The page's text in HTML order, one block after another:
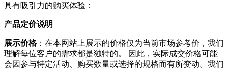
具有吸引力的购买体验：
产品定价说明
展示价格：在本网站上展示的价格仅为当前市场参考价，我们
理解每位客户的需求都是独特的。 因此，实际成交价格可能
会因参与特定活动、购买数量或选择的规格而有所变动。我们